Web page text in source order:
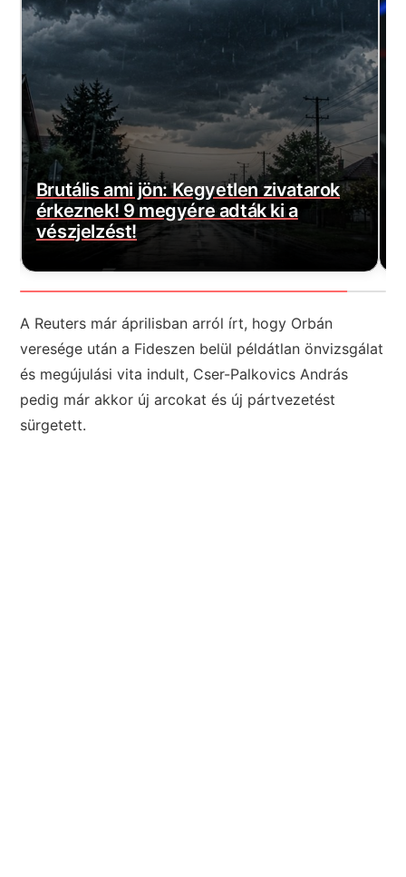
Magyar Péter bejelentette a várva-
várt jó hírt! Végre elkezdődött…
A Reuters már áprilisban arról írt, hogy Orbán
veresége után a Fideszen belül példátlan önvizsgálat
és megújulási vita indult, Cser-Palkovics András
pedig már akkor új arcokat és új pártvezetést
sürgetett.